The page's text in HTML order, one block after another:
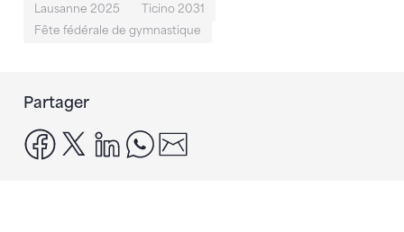
Lausanne 2025
Ticino 2031
Fête fédérale de gymnastique
Partager
facebook
x linkedinwhatsapp